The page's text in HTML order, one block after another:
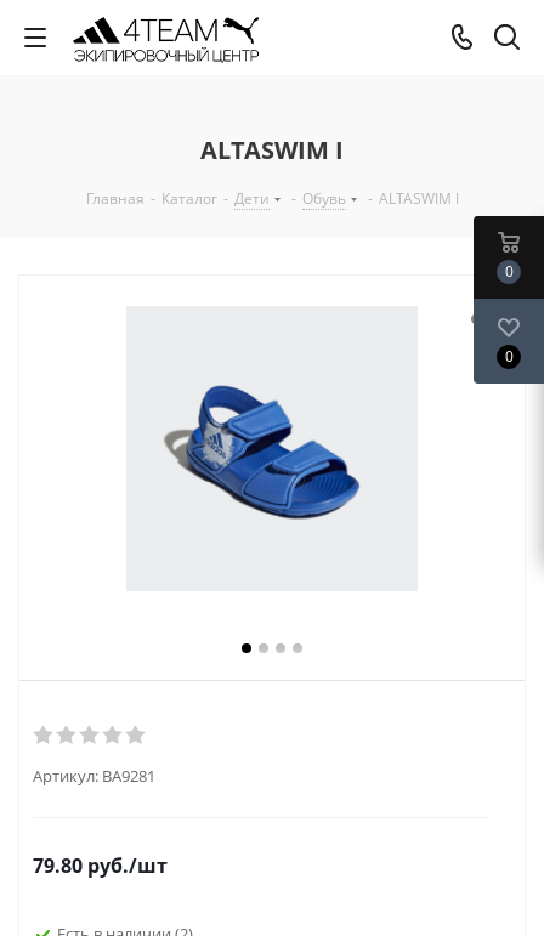
ALTASWIM I
Главная - Каталог - Дети - Обувь - ALTASWIM I
Артикул: BA9281
79.80 руб./шт
0
0